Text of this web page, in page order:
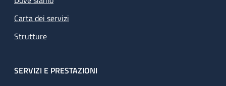
Carta dei servizi
Strutture
SERVIZI E PRESTAZIONI